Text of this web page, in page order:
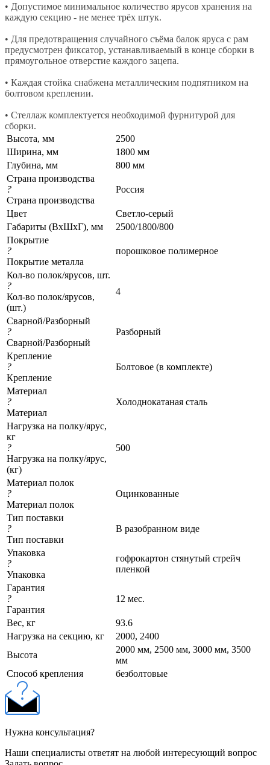
• Допустимое минимальное количество ярусов хранения на
каждую секцию - не менее трёх штук.
• Для предотвращения случайного съёма балок яруса с рам
предусмотрен фиксатор, устанавливаемый в конце сборки в
прямоугольное отверстие каждого зацепа.
• Каждая стойка снабжена металлическим подпятником на
болтовом креплении.
• Стеллаж комплектуется необходимой фурнитурой для
сборки.
Высота, мм
2500
Ширина, мм
1800 мм
Глубина, мм
800 мм
Страна производства
?
Страна производства
Россия
Цвет
Светло-серый
Габариты (ВхШхГ), мм
2500/1800/800
Покрытие
?
Покрытие металла
порошковое полимерное
Кол-во полок/ярусов, шт.
?
Кол-во полок/ярусов,
(шт.)
4
Сварной/Разборный
?
Сварной/Разборный
Разборный
Крепление
?
Крепление
Болтовое (в комплекте)
Материал
?
Материал
Холоднокатаная сталь
Нагрузка на полку/ярус,
кг
?
Нагрузка на полку/ярус,
(кг)
500
Материал полок
?
Материал полок
Оцинкованные
Тип поставки
?
Тип поставки
В разобранном виде
Упаковка
?
Упаковка
гофрокартон стянутый стрейч
пленкой
Гарантия
?
Гарантия
12 мес.
Вес, кг
93.6
Нагрузка на секцию, кг
2000, 2400
Высота
2000 мм, 2500 мм, 3000 мм, 3500
мм
Cпособ крепления
безболтовые
Нужна консультация?
Наши специалисты ответят на любой интересующий вопрос